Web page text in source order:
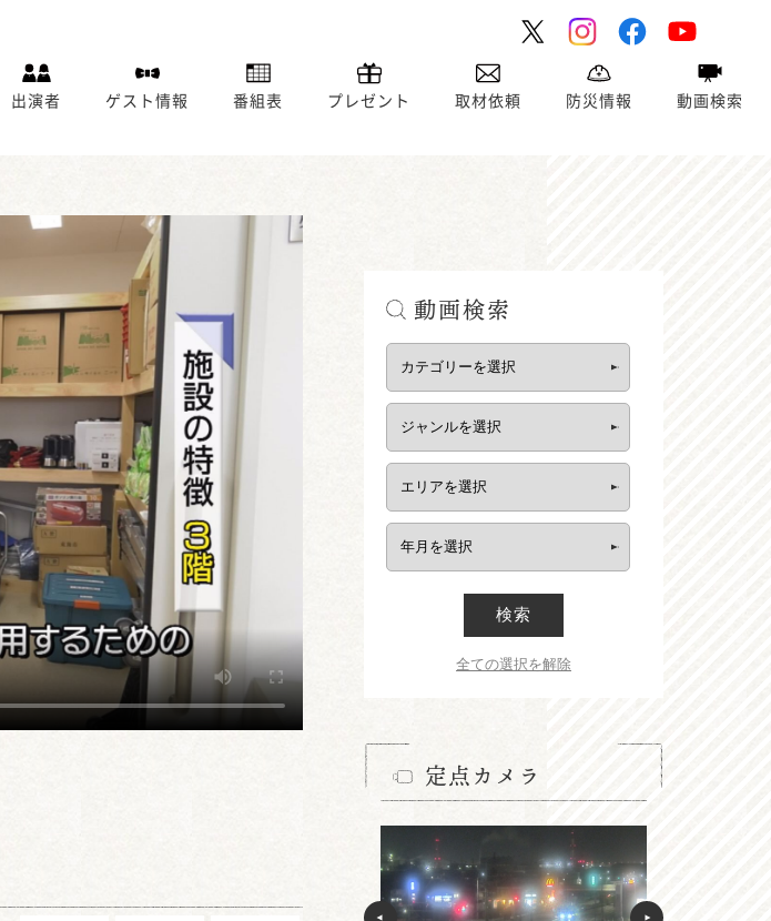
出演者 ゲスト情報 番組表 プレゼント 取材依頼 防災情報 動画検索
動画検索
検索
全ての選択を解除
定点カメラ